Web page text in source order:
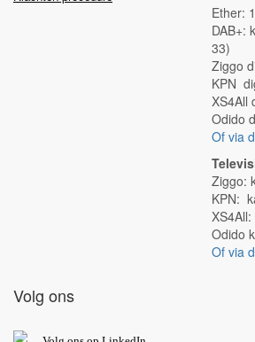
Ether:
DAB+:
33)
Ziggo
KPN
XS4All
Odido
Of via
Ziggo:
KPN:
Odido
Of via
Volg ons